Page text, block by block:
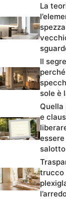
La
Il
sole è
e
salotto
trucco